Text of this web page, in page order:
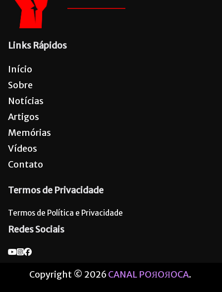
Links Rápidos
Início
Sobre
Notícias
Artigos
Memórias
Vídeos
Contato
Termos de Privacidade
Termos de Política e Privacidade
Redes Sociais
Copyright © 2026 CANAL POЯOЯOCA.